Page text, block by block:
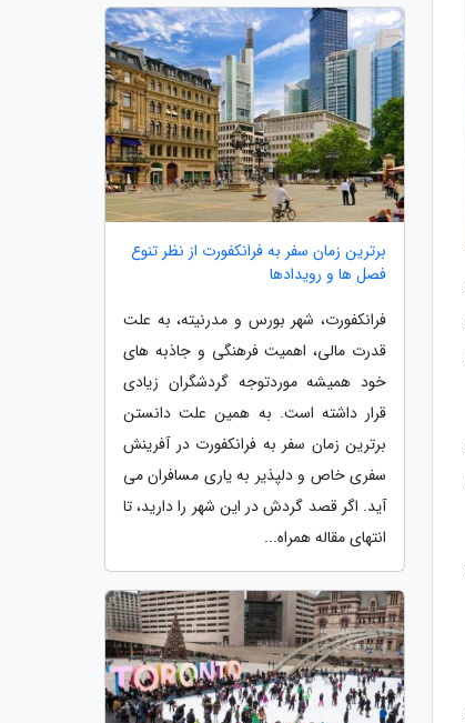
برترین زمان سفر به فرانکفورت از نظر تنوع
فصل ها و رویدادها
فرانکفورت، شهر بورس و مدرنیته، به علت
قدرت مالی، اهمیت فرهنگی و جاذبه های
خود همیشه موردتوجه گردشگران زیادی
قرار داشته است. به همین علت دانستن
برترین زمان سفر به فرانکفورت در آفرینش
سفری خاص و دلپذیر به یاری مسافران می
آید. اگر قصد گردش در این شهر را دارید، تا
انتهای مقاله همراه...